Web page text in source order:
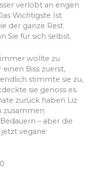
verlobt an engen
Wichtigste Ist
der ganze Rest
Sie für sich selbst.
wollte zu
Biss zuerst,
stimmte sie zu,
sie genoss es.
zurück haben Liz
zusammen
– aber die
jetzt vegane